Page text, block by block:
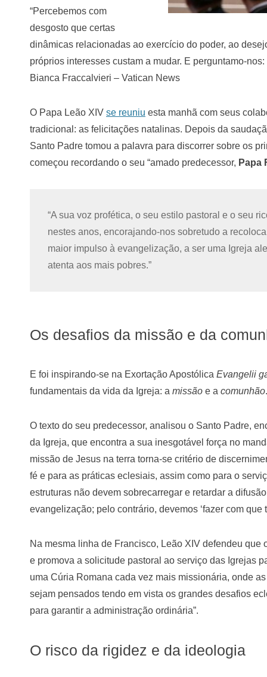
“Percebemos com
desgosto que certas
dinâmicas relacionadas ao exercício do poder, ao
próprios interesses custam a mudar. E perguntamo-
Bianca Fraccalvieri – Vatican News
O Papa Leão XIV se reuniu esta manhã com seus
tradicional: as felicitações natalinas. Depois da
Santo Padre tomou a palavra para discorrer sobre os
começou recordando o seu “amado predecessor, Papa
“A sua voz profética, o seu estilo pastoral e o seu
nestes anos, encorajando-nos sobretudo a
maior impulso à evangelização, a ser uma Igreja
atenta aos mais pobres.”
Os desafios da missão e da
E foi inspirando-se na Exortação Apostólica Evangelii
fundamentais da vida da Igreja: a missão e a comunhão
O texto do seu predecessor, analisou o Santo Padre,
da Igreja, que encontra a sua inesgotável força no
missão de Jesus na terra torna-se critério de
fé e para as práticas eclesiais, assim como para o
estruturas não devem sobrecarregar e retardar a
evangelização; pelo contrário, devemos ‘fazer com que
Na mesma linha de Francisco, Leão XIV defendeu
e promova a solicitude pastoral ao serviço das Igrejas
uma Cúria Romana cada vez mais missionária, onde
sejam pensados tendo em vista os grandes desafios
para garantir a administração ordinária”.
O risco da rigidez e da ideologia